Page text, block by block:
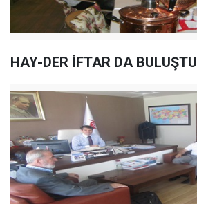
HAY-DER İFTAR DA BULUŞTU